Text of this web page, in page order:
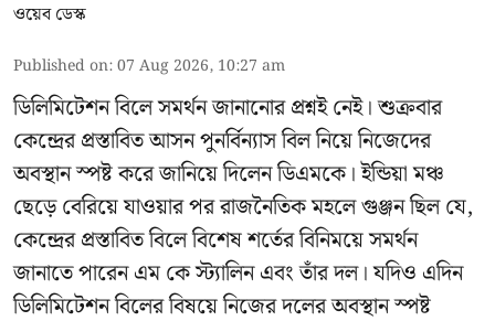
ওয়েব ডেস্ক
Published on:07 Aug 2026, 10:27 am
ডিলিমিটেশন বিলে সমর্থন জানানোর প্রশ্নই নেই। শুক্রবার
কেন্দ্রের প্রস্তাবিত আসন পুনর্বিন্যাস বিল নিয়ে নিজেদের
অবস্থান স্পষ্ট করে জানিয়ে দিলেন ডিএমকে। ইন্ডিয়া মঞ্চ
ছেড়ে বেরিয়ে যাওয়ার পর রাজনৈতিক মহলে গুঞ্জন ছিল যে,
কেন্দ্রের প্রস্তাবিত বিলে বিশেষ শর্তের বিনিময়ে সমর্থন
জানাতে পারেন এম কে স্ট্যালিন এবং তাঁর দল। যদিও এদিন
ডিলিমিটেশন বিলের বিষয়ে নিজের দলের অবস্থান স্পষ্ট